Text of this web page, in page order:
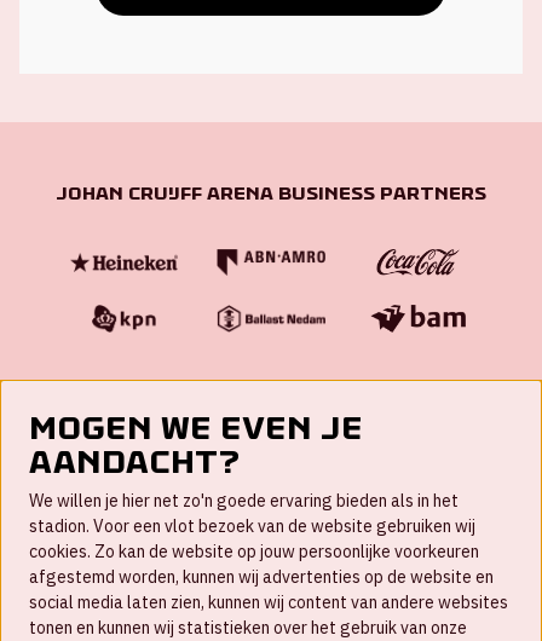
Johan Cruijff ArenA Business Partners
Werken bij
Disclaimer
Mogen we even je
aandacht?
We willen je hier net zo'n goede ervaring bieden als in het
stadion. Voor een vlot bezoek van de website gebruiken wij
cookies. Zo kan de website op jouw persoonlijke voorkeuren
afgestemd worden, kunnen wij advertenties op de website en
social media laten zien, kunnen wij content van andere websites
tonen en kunnen wij statistieken over het gebruik van onze